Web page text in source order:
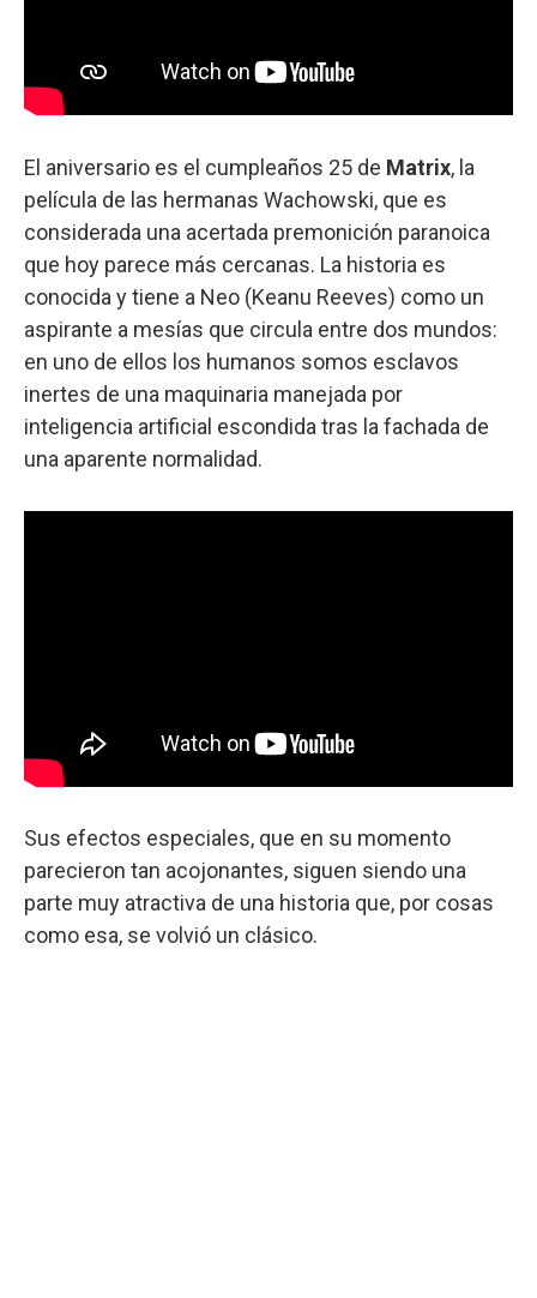
El aniversario es el cumpleaños 25 de Matrix, la
película de las hermanas Wachowski, que es
considerada una acertada premonición paranoica
que hoy parece más cercanas. La historia es
conocida y tiene a Neo (Keanu Reeves) como un
aspirante a mesías que circula entre dos mundos:
en uno de ellos los humanos somos esclavos
inertes de una maquinaria manejada por
inteligencia artificial escondida tras la fachada de
una aparente normalidad.
Sus efectos especiales, que en su momento
parecieron tan acojonantes, siguen siendo una
parte muy atractiva de una historia que, por cosas
como esa, se volvió un clásico.